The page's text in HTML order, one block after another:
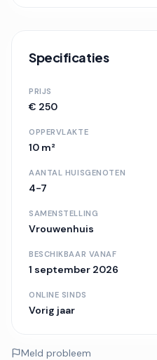
Specificaties
PRIJS
€ 250
OPPERVLAKTE
10 m²
AANTAL HUISGENOTEN
4-7
SAMENSTELLING
Vrouwenhuis
BESCHIKBAAR VANAF
1 september 2026
ONLINE SINDS
Vorig jaar
Meld probleem